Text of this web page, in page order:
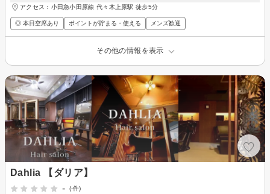
アクセス：小田急小田原線 代々木上原駅 徒歩5分
◎ 本日空席あり ポイントが貯まる・使える メンズ歓迎
その他の情報を表示
Dahlia 【ダリア】
-
(-件)